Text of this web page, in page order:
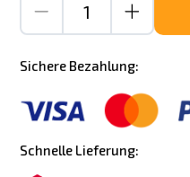
Sichere Bezahlung:
Schnelle Lieferung: